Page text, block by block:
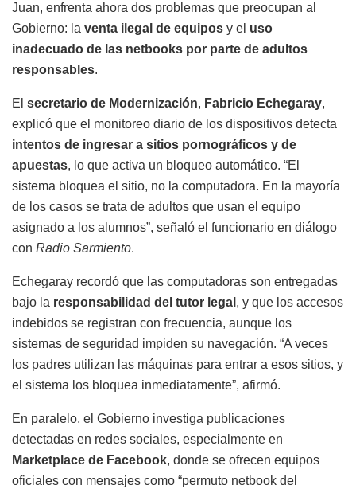
Juan, enfrenta ahora dos problemas que preocupan al
Gobierno: la venta ilegal de equipos y el uso
inadecuado de las netbooks por parte de adultos
responsables.
El secretario de Modernización, Fabricio Echegaray,
explicó que el monitoreo diario de los dispositivos detecta
intentos de ingresar a sitios pornográficos y de
apuestas, lo que activa un bloqueo automático. “El
sistema bloquea el sitio, no la computadora. En la mayoría
de los casos se trata de adultos que usan el equipo
asignado a los alumnos”, señaló el funcionario en diálogo
con Radio Sarmiento.
Echegaray recordó que las computadoras son entregadas
bajo la responsabilidad del tutor legal , y que los accesos
indebidos se registran con frecuencia, aunque los
sistemas de seguridad impiden su navegación. “A veces
los padres utilizan las máquinas para entrar a esos sitios, y
el sistema los bloquea inmediatamente”, afirmó.
En paralelo, el Gobierno investiga publicaciones
detectadas en redes sociales, especialmente en
Marketplace de Facebook, donde se ofrecen equipos
oficiales con mensajes como “permuto netbook del